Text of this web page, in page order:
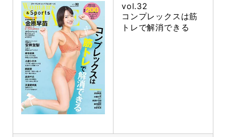
vol.32
コンプレックスは筋
トレで解消できる